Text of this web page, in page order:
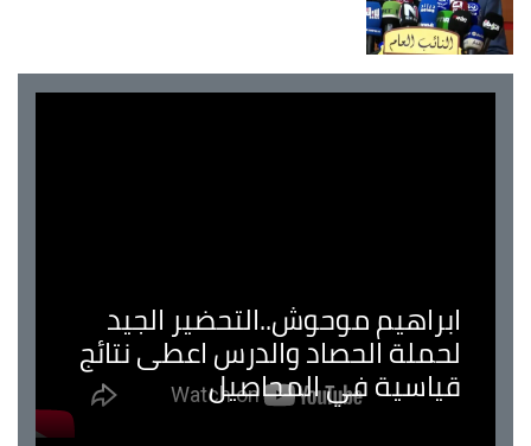
ابراهيم موحوش..التحضير الجيد
لحملة الحصاد والدرس اعطى نتائج
قياسية في المحاصيل